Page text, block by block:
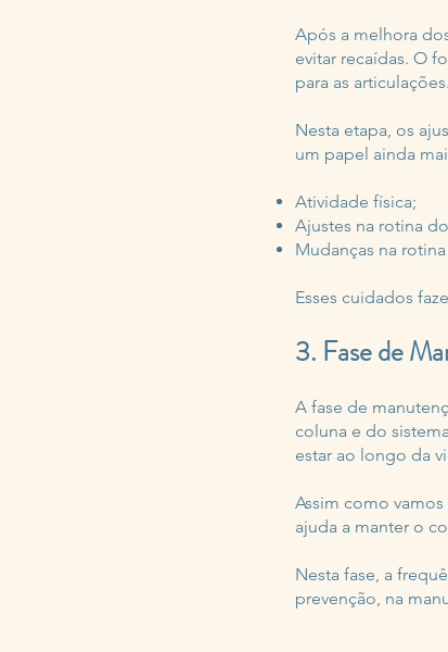
Após a melhora
evitar recaídas. O
para as articulações.
Nesta etapa, os
um papel ainda
Atividade física;
Ajustes na rotina
Mudanças na
Esses cuidados
3. Fase de
A fase de
coluna e do
estar ao longo da
Assim como
ajuda a manter o
Nesta fase, a
prevenção, na